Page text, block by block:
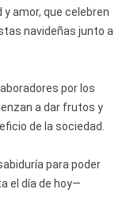
amor, que celebren
navideñas junto a
por los
a dar frutos y
de la sociedad.
para poder
el día de hoy—